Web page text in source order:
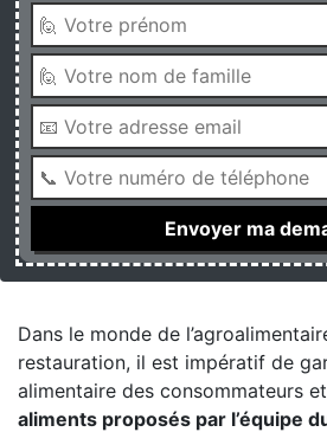
Dans le monde de
restauration, il est impératif de
alimentaire des consommateurs
aliments proposés par l’équipe